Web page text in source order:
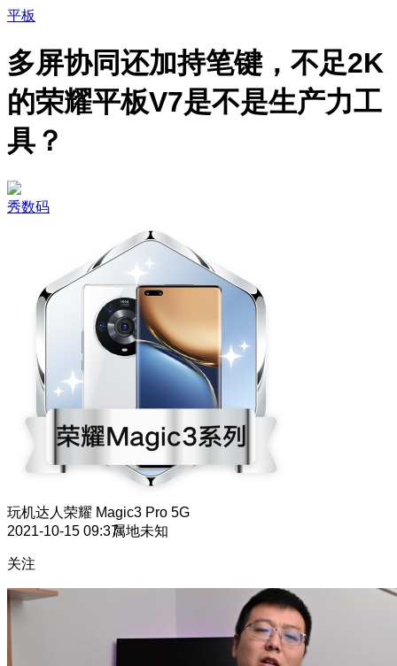
平板
多屏协同还加持笔键，不足2K
的荣耀平板V7是不是生产力工
具？
秀数码
玩机达人 荣耀 Magic3 Pro 5G
2021-10-15 09:37属地未知
关注